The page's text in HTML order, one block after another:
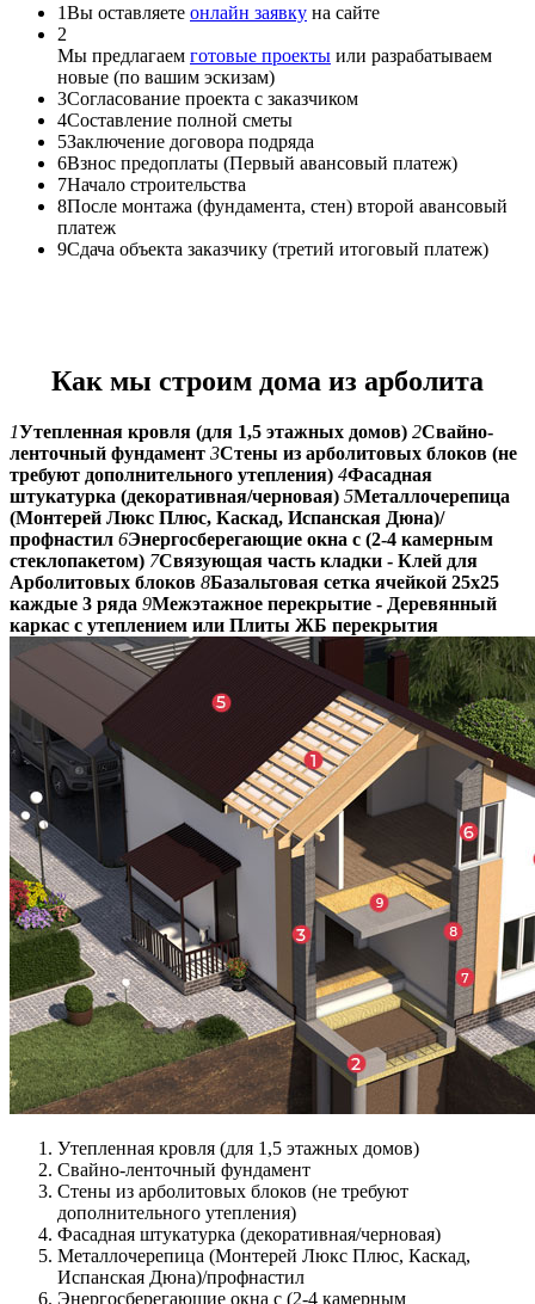
1Вы оставляете онлайн заявку на сайте
2
Мы предлагаем готовые проекты или разрабатываем
новые (по вашим эскизам)
3Согласование проекта с заказчиком
4Составление полной сметы
5Заключение договора подряда
6Взнос предоплаты (Первый авансовый платеж)
7Начало строительства
8После монтажа (фундамента, стен) второй авансовый
платеж
9Cдача объекта заказчику (третий итоговый платеж)
Как мы строим дома из арболита
1Утепленная кровля (для 1,5 этажных домов) 2Свайно-
ленточный фундамент 3Стены из арболитовых блоков (не
требуют дополнительного утепления) 4Фасадная
штукатурка (декоративная/черновая) 5Металлочерепица
(Монтерей Люкс Плюс, Каскад, Испанская Дюна)/
профнастил 6Энергосберегающие окна с (2-4 камерным
стеклопакетом) 7Связующая часть кладки - Клей для
Арболитовых блоков 8Базальтовая сетка ячейкой 25х25
каждые 3 ряда 9Межэтажное перекрытие - Деревянный
каркас с утеплением или Плиты ЖБ перекрытия
Утепленная кровля (для 1,5 этажных домов)
Свайно-ленточный фундамент
Стены из арболитовых блоков (не требуют
дополнительного утепления)
Фасадная штукатурка (декоративная/черновая)
Металлочерепица (Монтерей Люкс Плюс, Каскад,
Испанская Дюна)/профнастил
Энергосберегающие окна с (2-4 камерным